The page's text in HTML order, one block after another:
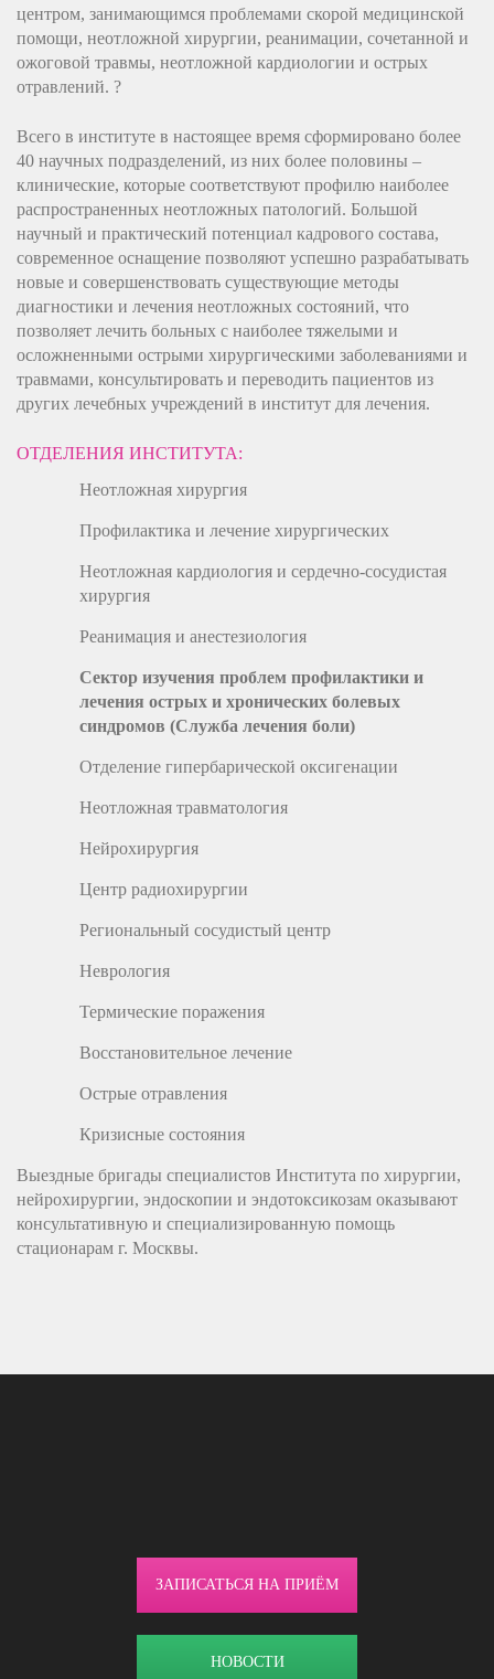
центром, занимающимся проблемами скорой медицинской
помощи, неотложной хирургии, реанимации, сочетанной и
ожоговой травмы, неотложной кардиологии и острых
отравлений. ?
Всего в институте в настоящее время сформировано более
40 научных подразделений, из них более половины –
клинические, которые соответствуют профилю наиболее
распространенных неотложных патологий. Большой
научный и практический потенциал кадрового состава,
современное оснащение позволяют успешно разрабатывать
новые и совершенствовать существующие методы
диагностики и лечения неотложных состояний, что
позволяет лечить больных с наиболее тяжелыми и
осложненными острыми хирургическими заболеваниями и
травмами, консультировать и переводить пациентов из
других лечебных учреждений в институт для лечения.
ОТДЕЛЕНИЯ ИНСТИТУТА:
Неотложная хирургия
Профилактика и лечение хирургических
Неотложная кардиология и сердечно-сосудистая
хирургия
Реанимация и анестезиология
Сектор изучения проблем профилактики и
лечения острых и хронических болевых
синдромов (Служба лечения боли)
Отделение гипербарической оксигенации
Неотложная травматология
Нейрохирургия
Центр радиохирургии
Региональный сосудистый центр
Неврология
Термические поражения
Восстановительное лечение
Острые отравления
Кризисные состояния
Выездные бригады специалистов Института по хирургии,
нейрохирургии, эндоскопии и эндотоксикозам оказывают
консультативную и специализированную помощь
стационарам г. Москвы.
ЗАПИСАТЬСЯ НА ПРИЁМ
НОВОСТИ